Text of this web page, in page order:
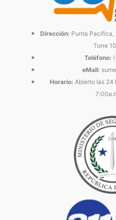
Dirección: Punta Pacífica,
Torre
Teléfono:
eMail:
Horario: Abierto las 24